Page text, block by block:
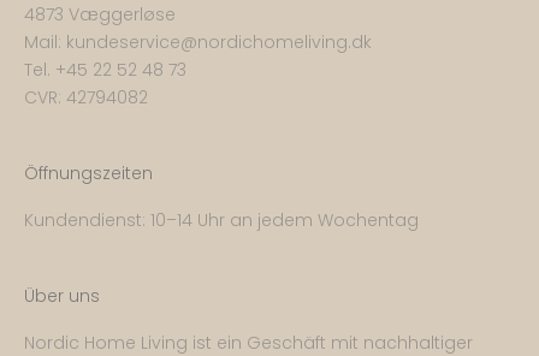
4873 Væggerløse
Mail: kundeservice@nordichomeliving.dk
Tel. +45 22 52 48 73
CVR: 42794082
Öffnungszeiten
Kundendienst: 10–14 Uhr an jedem Wochentag
Über uns
Nordic Home Living ist ein Geschäft mit nachhaltiger